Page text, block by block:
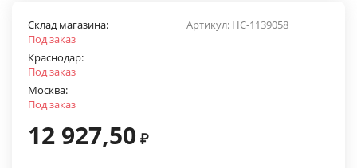
Артикул: HC-1139058
Склад магазина:
Под заказ
Краснодар:
Под заказ
Москва:
Под заказ
12 927,50 ₽